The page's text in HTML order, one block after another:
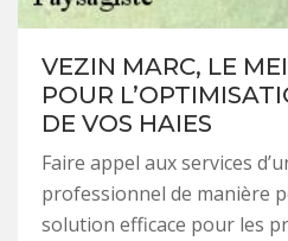
VEZIN MARC, LE
POUR
DE VOS HAIES
Faire appel aux services
professionnel de manière
solution efficace pour les